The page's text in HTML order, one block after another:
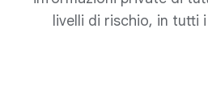
livelli di rischio, in tutti